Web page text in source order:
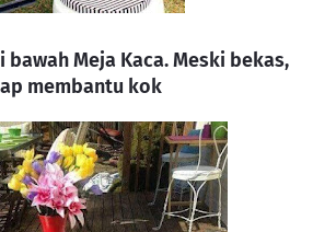
bawah Meja Kaca. Meski bekas,
membantu kok